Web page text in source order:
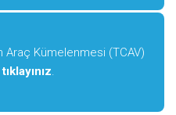
Araç Kümelenmesi (TCAV)
tıklayınız.